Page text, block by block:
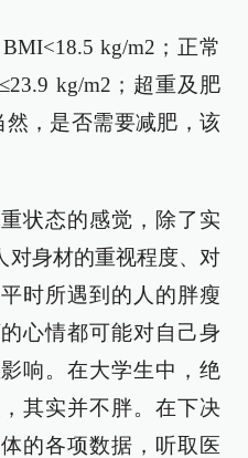
kg/m2；正常
kg/m2；超重及肥
然，是否需要减肥，该
状态的感觉，除了实
对身材的重视程度、对
时所遇到的人的胖瘦
心情都可能对自己身
响。在大学生中，绝
其实并不胖。在下决
的各项数据，听取医